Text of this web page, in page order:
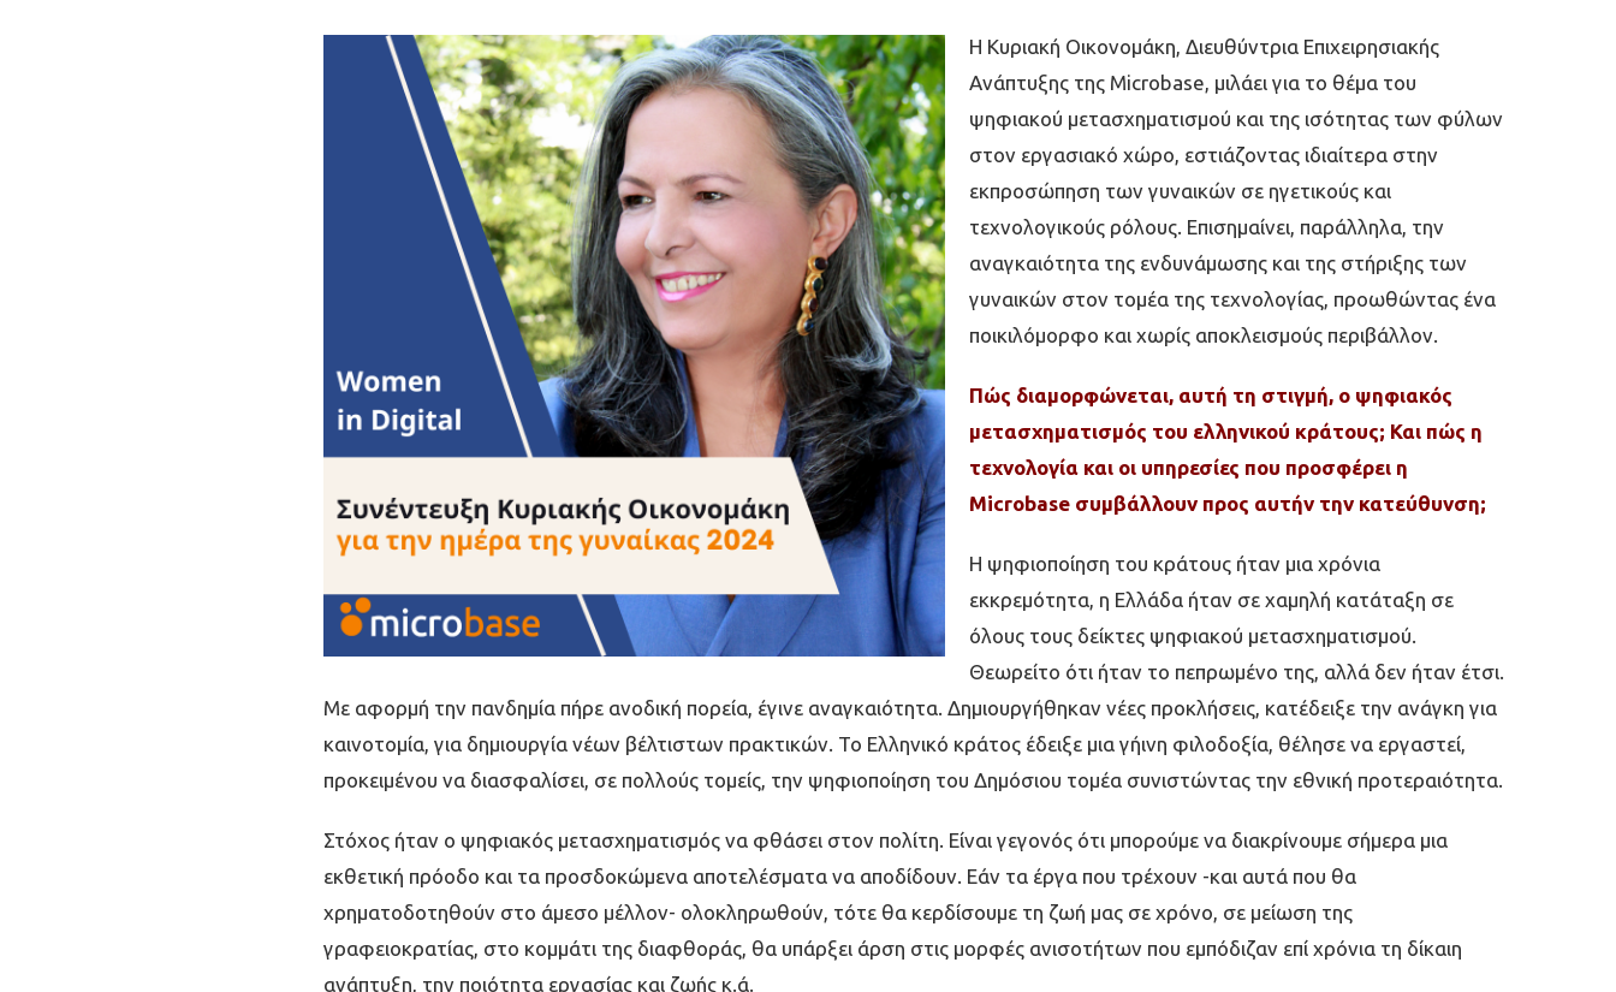
Η Κυριακή Οικονοµάκη, Διευθύντρια Επιχειρησιακής
Ανάπτυξης της Microbase, µιλάει για το θέµα του
ψηφιακού µετασχηµατισµού και της ισότητας των φύλων
στον εργασιακό χώρο, εστιάζοντας ιδιαίτερα στην
εκπροσώπηση των γυναικών σε ηγετικούς και
τεχνολογικούς ρόλους. Επισηµαίνει, παράλληλα, την
αναγκαιότητα της ενδυνάµωσης και της στήριξης των
γυναικών στον τοµέα της τεχνολογίας, προωθώντας ένα
ποικιλόµορφο και χωρίς αποκλεισµούς περιβάλλον.
Πώς διαμορφώνεται, αυτή τη στιγμή, ο ψηφιακός
μετασχηματισμός του ελληνικού κράτους; Και πώς η
τεχνολογία και οι υπηρεσίες που προσφέρει η
Microbase συμβάλλουν προς αυτήν την κατεύθυνση;
Η ψηφιοποίηση του κράτους ήταν µια χρόνια
εκκρεµότητα, η Ελλάδα ήταν σε χαµηλή κατάταξη σε
όλους τους δείκτες ψηφιακού µετασχηµατισµού.
Θεωρείτο ότι ήταν το πεπρωµένο της, αλλά δεν ήταν έτσι.
Με αφορµή την πανδηµία πήρε ανοδική πορεία, έγινε αναγκαιότητα. Δηµιουργήθηκαν νέες προκλήσεις, κατέδειξε την ανάγκη για
καινοτοµία, για δηµιουργία νέων βέλτιστων πρακτικών. Το Ελληνικό κράτος έδειξε µια γήινη φιλοδοξία, θέλησε να εργαστεί,
προκειµένου να διασφαλίσει, σε πολλούς τοµείς, την ψηφιοποίηση του Δηµόσιου τοµέα συνιστώντας την εθνική προτεραιότητα.
Στόχος ήταν ο ψηφιακός µετασχηµατισµός να φθάσει στον πολίτη. Είναι γεγονός ότι µπορούµε να διακρίνουµε σήµερα µια
εκθετική πρόοδο και τα προσδοκώµενα αποτελέσµατα να αποδίδουν. Εάν τα έργα που τρέχουν -και αυτά που θα
χρηµατοδοτηθούν στο άµεσο µέλλον- ολοκληρωθούν, τότε θα κερδίσουµε τη ζωή µας σε χρόνο, σε µείωση της
γραφειοκρατίας, στο κοµµάτι της διαφθοράς, θα υπάρξει άρση στις µορφές ανισοτήτων που εµπόδιζαν επί χρόνια τη δίκαιη
ανάπτυξη, την ποιότητα εργασίας και ζωής κ.ά.